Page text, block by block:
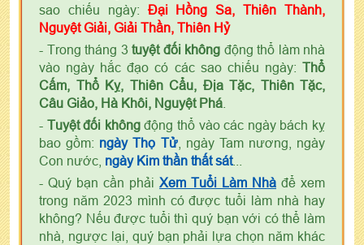
sao chiếu ngày: Đại Hồng Sa, Thiên Thành,
Nguyệt Giải, Giải Thần, Thiên Hỷ
- Trong tháng 3 tuyệt đối không động thổ làm nhà
vào ngày hắc đạo có các sao chiếu ngày: Thổ
Cấm, Thổ Kỵ, Thiên Cẩu, Địa Tặc, Thiên Tặc,
Câu Giảo, Hà Khôi, Nguyệt Phá
- Tuyệt đối khôngđộng thổ vào các ngày bách kỵ
bao gồm: ngày Thọ Tử, ngày Tam nương, ngày
Con nước, ngày Kim thần thất sát...
- Quý bạn cần phải Xem Tuổi Làm Nhà để xem
trong năm 2023 mình có được tuổi làm nhà hay
không? Nếu được tuổi thì quý bạn với có thể làm
nhà, ngược lại, quý bạn phải lựa chọn năm khác